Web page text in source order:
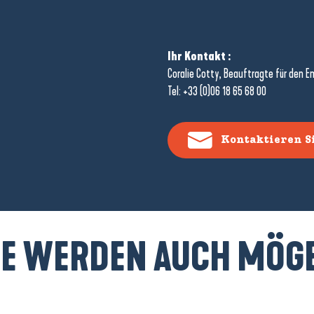
Ihr Kontakt :
Coralie Cotty, Beauftragte für den
Tel: +33 (0)06 18 65 68 00
Kontaktieren
WERDEN AUCH